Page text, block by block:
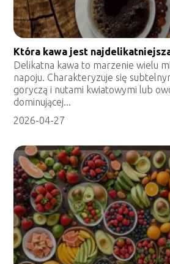
Która kawa jest
Delikatna kawa to marzenie wielu
napoju. Charakteryzuje się
goryczą i nutami kwiatowymi lub
dominującej...
2026-04-27